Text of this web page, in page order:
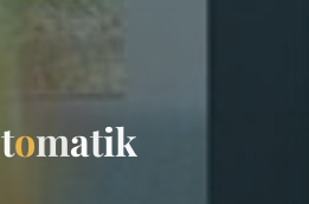
tomatik